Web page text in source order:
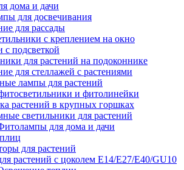
дома и дачи
для досвечивания
для рассады
с креплением на окно
подсветкой
для растений на подоконнике
для стеллажей с растениями
лампы для растений
и фитолинейки
растений в крупных горшках
светильники для растений
для дома и дачи
для растений
растений с цоколем Е14/Е27/Е40/GU10